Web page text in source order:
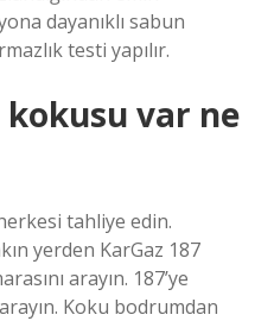
dayanıklı sabun
testi yapılır.
var ne
tahliye edin.
yerden KarGaz 187
arayın. 187’ye
Koku bodrumdan